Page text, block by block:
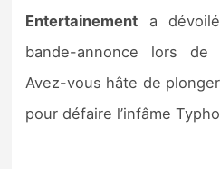
Entertainement a
bande-annonce lors de
Avez-vous hâte de
pour défaire l’infâme